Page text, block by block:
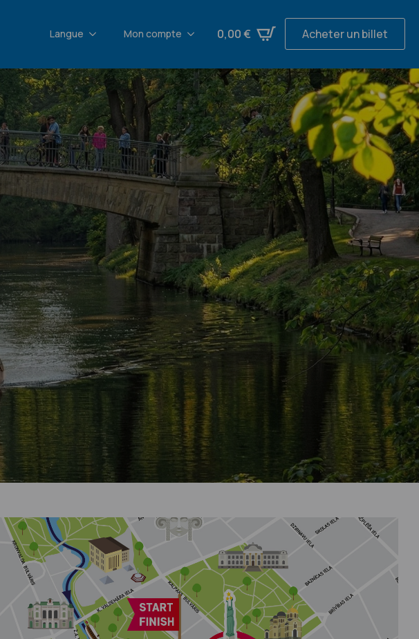
Langue Mon compte 0,00€ Acheter un billet